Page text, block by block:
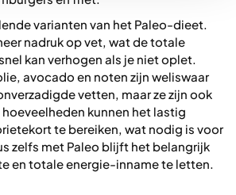
varianten van het Paleo-dieet.
nadruk op vet, wat de totale
kan verhogen als je niet oplet.
avocado en noten zijn weliswaar
vetten, maar ze zijn ook
kunnen het lastig
te bereiken, wat nodig is voor
zelfs met Paleo blijft het belangrijk
en totale energie-inname te letten.